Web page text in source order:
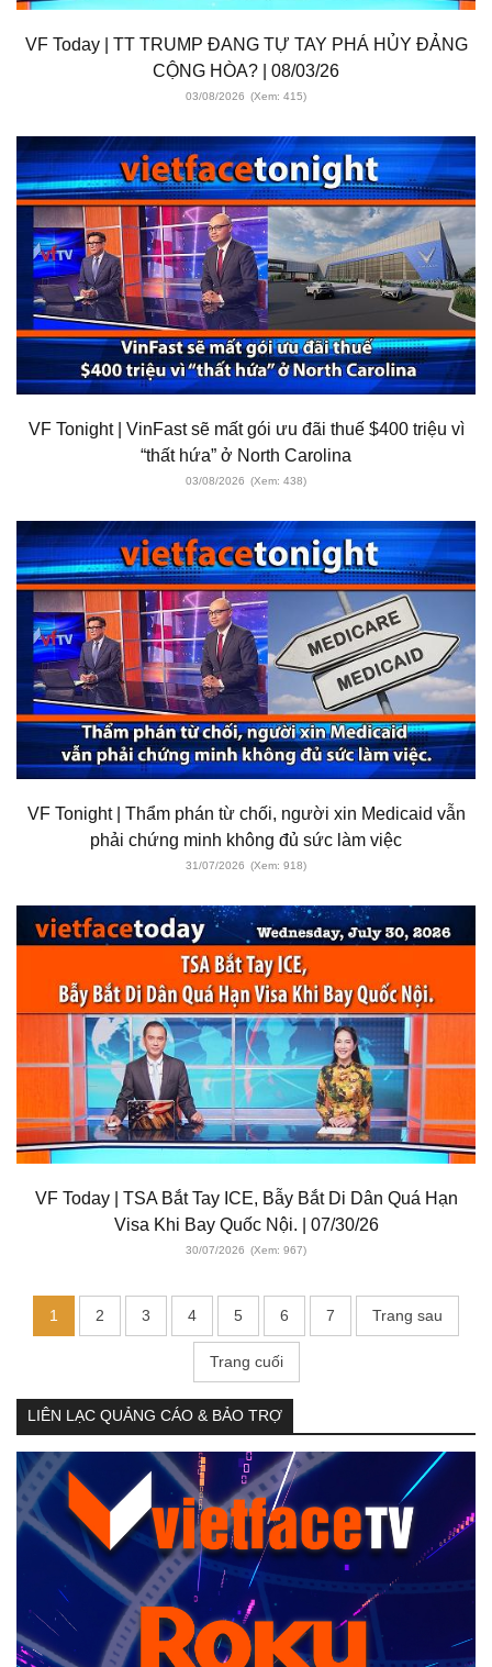
VF Today | TT TRUMP ĐANG TỰ TAY PHÁ HỦY ĐẢNG
CỘNG HÒA? | 08/03/26
03/08/2026 (Xem: 415)
VF Tonight | VinFast sẽ mất gói ưu đãi thuế $400 triệu vì
“thất hứa” ở North Carolina
03/08/2026 (Xem: 438)
VF Tonight | Thẩm phán từ chối, người xin Medicaid vẫn
phải chứng minh không đủ sức làm việc
31/07/2026 (Xem: 918)
VF Today | TSA Bắt Tay ICE, Bẫy Bắt Di Dân Quá Hạn
Visa Khi Bay Quốc Nội. | 07/30/26
30/07/2026 (Xem: 967)
1 2 3 4 5 6 7 Trang sau
Trang cuối
LIÊN LẠC QUẢNG CÁO & BẢO TRỢ